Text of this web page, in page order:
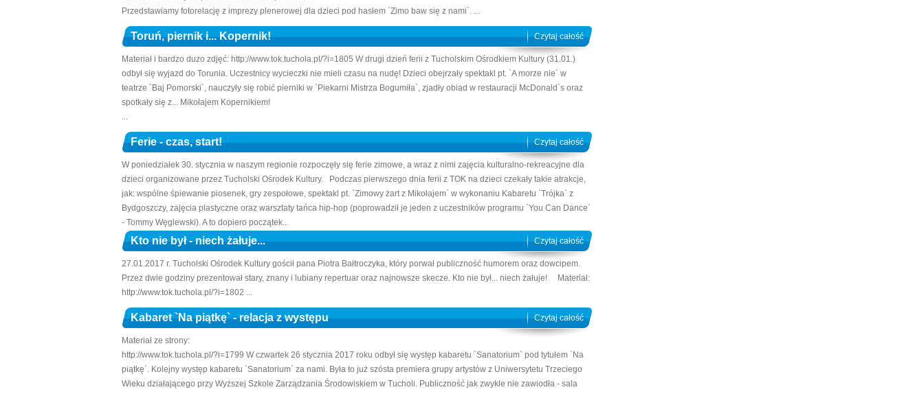
Przedstawiamy fotorelację z imprezy plenerowej dla dzieci pod hasłem `Zimo baw się z nami`. ...
Toruń, piernik i... Kopernik! Czytaj całość
Materiał i bardzo duzo zdjęć: http://www.tok.tuchola.pl/?i=1805 W drugi dzień ferii z Tucholskim Ośrodkiem Kultury (31.01.)
odbył się wyjazd do Torunia. Uczestnicy wycieczki nie mieli czasu na nudę! Dzieci obejrzały spektakl pt. `A morze nie` w
teatrze `Baj Pomorski`, nauczyły się robić pierniki w `Piekarni Mistrza Bogumiła`, zjadły obiad w restauracji McDonald`s oraz
spotkały się z... Mikołajem Kopernikiem!
...
Ferie - czas, start! Czytaj całość
W poniedziałek 30. stycznia w naszym regionie rozpoczęły się ferie zimowe, a wraz z nimi zajęcia kulturalno-rekreacyjne dla
dzieci organizowane przez Tucholski Ośrodek Kultury. Podczas pierwszego dnia ferii z TOK na dzieci czekały takie atrakcje,
jak: wspólne śpiewanie piosenek, gry zespołowe, spektakl pt. `Zimowy żart z Mikołajem` w wykonaniu Kabaretu `Trójka` z
Bydgoszczy, zajęcia plastyczne oraz warsztaty tańca hip-hop (poprowadził je jeden z uczestników programu `You Can Dance`
- Tommy Węglewski). A to dopiero początek...
Kto nie był - niech żałuje... Czytaj całość
27.01.2017 r. Tucholski Ośrodek Kultury gościł pana Piotra Bałtroczyka, który porwał publiczność humorem oraz dowcipem.
Przez dwie godziny prezentował stary, znany i lubiany repertuar oraz najnowsze skecze. Kto nie był... niech żałuje! Materiał:
http://www.tok.tuchola.pl/?i=1802 ...
Kabaret `Na piątkę` - relacja z występu Czytaj całość
Materiał ze strony:
http://www.tok.tuchola.pl/?i=1799 W czwartek 26 stycznia 2017 roku odbył się występ kabaretu `Sanatorium` pod tytułem `Na
piątkę`. Kolejny występ kabaretu `Sanatorium` za nami. Była to już szósta premiera grupy artystów z Uniwersytetu Trzeciego
Wieku działającego przy Wyższej Szkole Zarządzania Środowiskiem w Tucholi. Publiczność jak zwykle nie zawiodła - sala